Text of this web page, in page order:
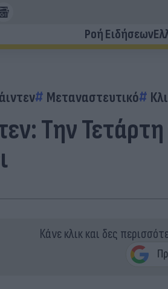
Ροή Ειδήσεων
Μεταναστευτικό
Την
Κάνε κλικ και δες